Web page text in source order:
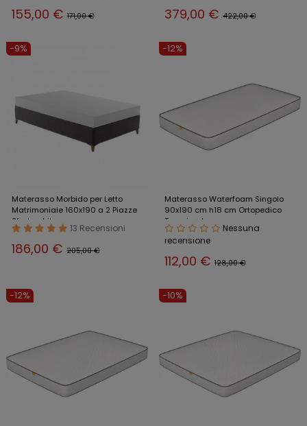
155,00 € 171,00 € 379,00 € 422,00 €
-9%
Materasso Morbido per Letto
Matrimoniale 160x190 a 2 Piazze
Sfoderabile
13 Recensioni
186,00 € 205,00 €
-12%
Materasso Waterfoam Singolo
90x190 cm h18 cm Ortopedico
Traspirante
Nessuna
recensione
112,00 € 128,00 €
-12% -10%